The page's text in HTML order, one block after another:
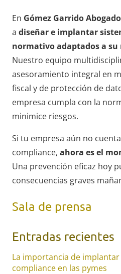
En Gómez Garrido
a diseñar e implantar
normativo adaptados a su
Nuestro equipo
asesoramiento integral en
fiscal y de protección de
empresa cumpla con la
minimice riesgos.
Si tu empresa aún no
compliance, ahora es el
Una prevención eficaz hoy
consecuencias graves
Sala de prensa
Entradas recientes
La importancia de
compliance en las pymes